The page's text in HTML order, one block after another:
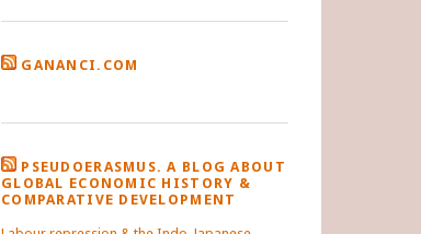
GANANCI.COM
PSEUDOERASMUS. A BLOG ABOUT
GLOBAL ECONOMIC HISTORY &
COMPARATIVE DEVELOPMENT